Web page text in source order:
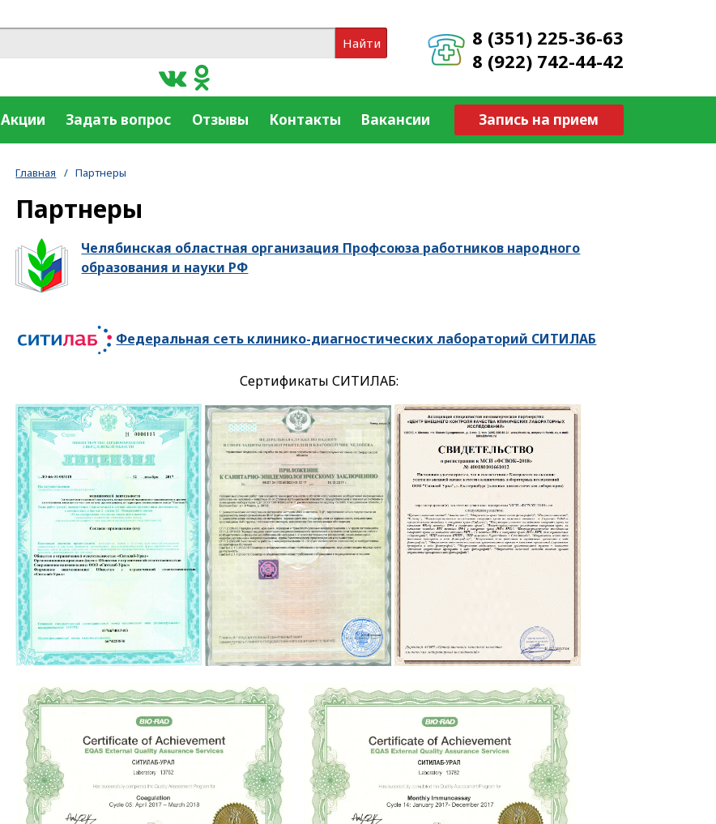
8 (351) 225-36-63
8 (922) 742-44-42
Найти
Запись на прием
Акции Задать вопрос Отзывы Контакты Вакансии
Главная / Партнеры
Партнеры
Челябинская областная организация Профсоюза работников народного
образования и науки РФ
Федеральная сеть клинико-диагностических лабораторий СИТИЛАБ
Сертификаты СИТИЛАБ: